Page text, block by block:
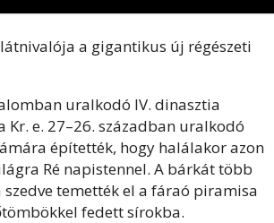
a gigantikus új régészeti
uralkodó IV. dinasztia
Kr. e. 27–26. században uralkodó
építették, hogy halálakor azon
Ré napistennel. A bárkát több
temették el a fáraó piramisa
fedett sírokba.